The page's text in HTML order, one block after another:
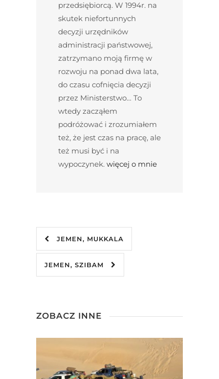
przedsiębiorcą. W 1994r. na
skutek niefortunnych
decyzji urzędników
administracji państwowej,
zatrzymano moją firmę w
rozwoju na ponad dwa lata,
do czasu cofnięcia decyzji
przez Ministerstwo… To
wtedy zacząłem
podróżować i zrozumiałem
też, że jest czas na pracę, ale
też musi być i na
wypoczynek. więcej o mnie
JEMEN, MUKKALA
JEMEN, SZIBAM
ZOBACZ INNE